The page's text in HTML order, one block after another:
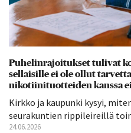
Puhelinrajoitukset tulivat
sellaisille ei ole ollut
nikotiinituotteiden kanssa
Kirkko ja kaupunki kysyi,
seurakuntien rippileireillä
24.06.2026